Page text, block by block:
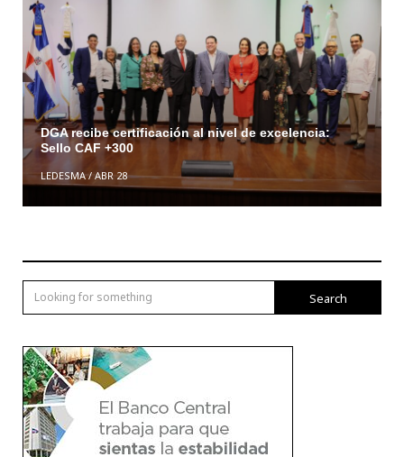
DGA recibe certificación al nivel de excelencia:
Sello CAF +300
LEDESMA/ ABR 28
Search